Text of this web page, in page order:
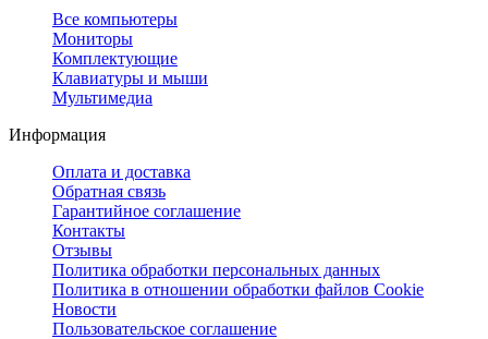
Все компьютеры
Мониторы
Комплектующие
Клавиатуры и мыши
Мультимедиа
Информация
Оплата и доставка
Обратная связь
Гарантийное соглашение
Контакты
Отзывы
Политика обработки персональных данных
Политика в отношении обработки файлов Cookie
Новости
Пользовательское соглашение